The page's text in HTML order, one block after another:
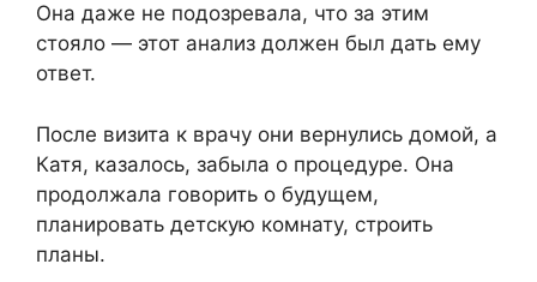
Она даже не подозревала, что за этим
стояло — этот анализ должен был дать ему
ответ.
После визита к врачу они вернулись домой, а
Катя, казалось, забыла о процедуре. Она
продолжала говорить о будущем,
планировать детскую комнату, строить
планы.